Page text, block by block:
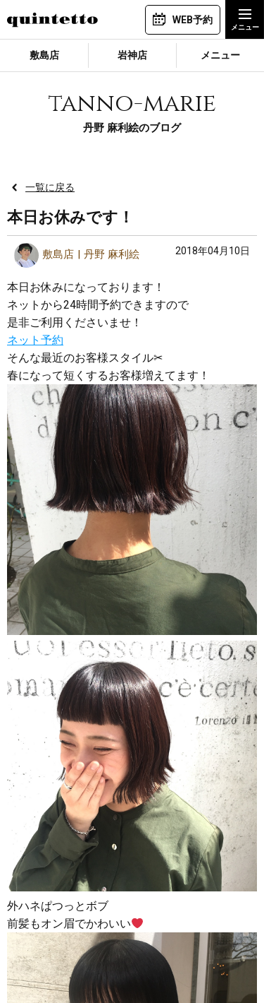
WEB予約
敷島店 岩神店 メニュー
tanno-marie
丹野 麻利絵のブログ
一覧に戻る
本日お休みです！
敷島店 丹野 麻利絵 2018年04月10日
本日お休みになっております！
ネットから24時間予約できますので
是非ご利用くださいませ！
ネット予約
そんな最近のお客様スタイル✂︎
春になって短くするお客様増えてます！
外ハネぱつっとボブ
前髪もオン眉でかわいい